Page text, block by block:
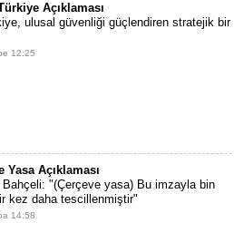
Açıklaması
ulusal güvenliği güçlendiren stratejik bir
12:25
Yasa Açıklaması
Bahçeli: "(Çerçeve yasa) Bu imzayla bin
kez daha tescillenmiştir"
14:58